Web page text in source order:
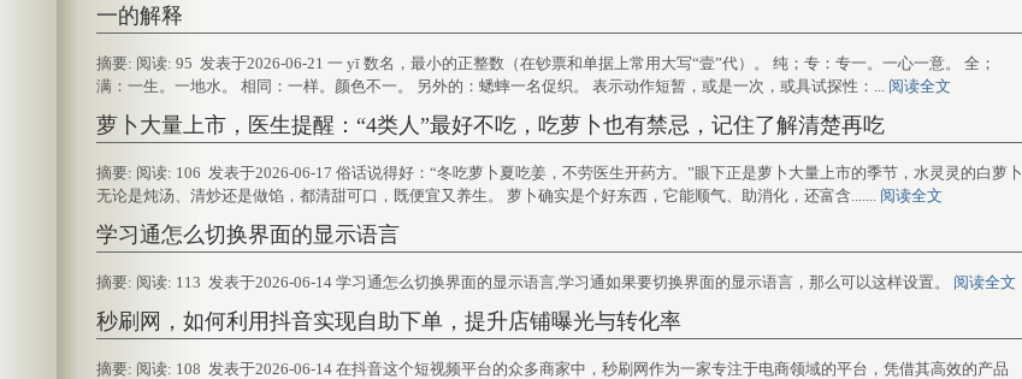
一的解释
摘要: 阅读: 95 发表于2026-06-21 一 yī 数名，最小的正整数（在钞票和单据上常用大写“壹”代）。 纯；专：专一。一心一意。 全；
满：一生。一地水。 相同：一样。颜色不一。 另外的：蟋蟀一名促织。 表示动作短暂，或是一次，或具试探性：... 阅读全文
萝卜大量上市，医生提醒：“4类人”最好不吃，吃萝卜也有禁忌，记住了解清楚再吃
摘要: 阅读: 106 发表于2026-06-17 俗话说得好：“冬吃萝卜夏吃姜，不劳医生开药方。”眼下正是萝卜大量上市的季节，水灵灵的白萝卜
无论是炖汤、清炒还是做馅，都清甜可口，既便宜又养生。 萝卜确实是个好东西，它能顺气、助消化，还富含....... 阅读全文
学习通怎么切换界面的显示语言
摘要: 阅读: 113 发表于2026-06-14 学习通怎么切换界面的显示语言,学习通如果要切换界面的显示语言，那么可以这样设置。 阅读全文
秒刷网，如何利用抖音实现自助下单，提升店铺曝光与转化率
摘要: 阅读: 108 发表于2026-06-14 在抖音这个短视频平台的众多商家中，秒刷网作为一家专注于电商领域的平台，凭借其高效的产品